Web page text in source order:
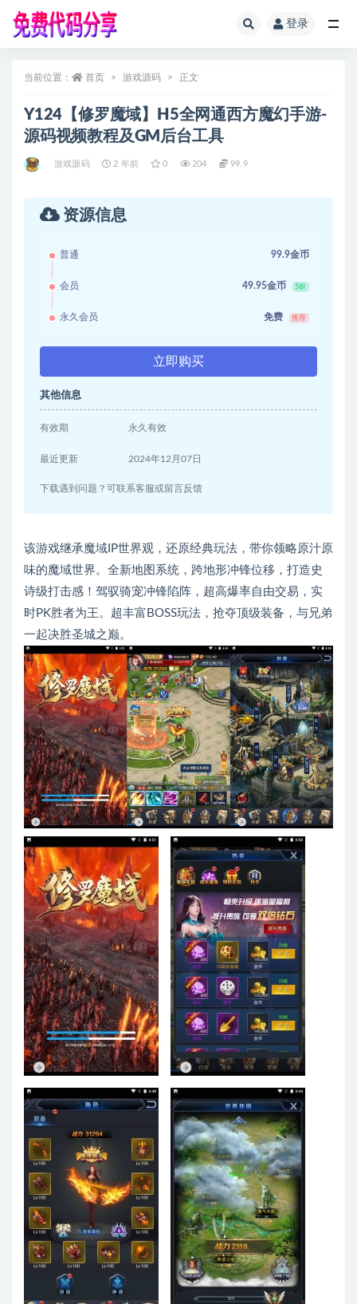
登录
当前位置： 首页 游戏源码 正文
Y124【修罗魔域】H5全网通西方魔幻手游-
源码视频教程及GM后台工具
游戏源码 2 年前 0 204 99.9
资源信息
普通 99.9金币
会员 49.95金币 5折
永久会员 免费 推荐
立即购买
其他信息
有效期 永久有效
最近更新 2024年12月07日
下载遇到问题？可联系客服或留言反馈
该游戏继承魔域IP世界观，还原经典玩法，带你领略原汁原
味的魔域世界。全新地图系统，跨地形冲锋位移，打造史
诗级打击感！驾驭骑宠冲锋陷阵，超高爆率自由交易，实
时PK胜者为王。超丰富BOSS玩法，抢夺顶级装备，与兄弟
一起决胜圣城之巅。